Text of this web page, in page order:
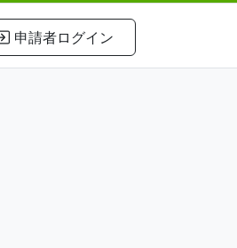
申請者ログイン